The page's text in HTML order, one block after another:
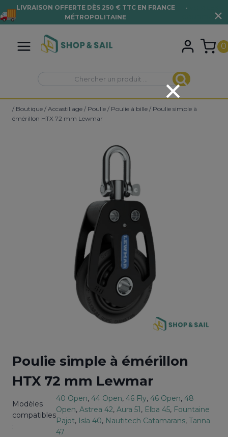
contenu
0
Recherche
pour :
Recherche
/ Boutique / Accastillage / Poulie / Poulie à bille / Poulie simple à
émérillon HTX 72 mm Lewmar
Poulie simple à émérillon
HTX 72 mm Lewmar
Modèles
compatibles
:
40 Open, 44 Open, 46 Fly, 46 Open, 48
Open, Astrea 42, Aura 51, Elba 45, Fountaine
Pajot, Isla 40, Nautitech Catamarans, Tanna
47
LIVRAISON OFFERTE DÈS 250 € TTC EN FRANCE
MÉTROPOLITAINE
•
CONDITIONS